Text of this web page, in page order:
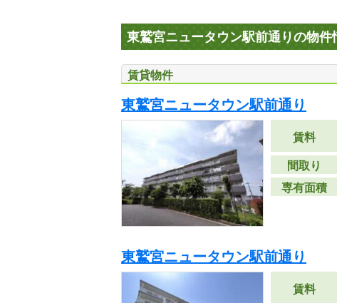
東鷲宮ニュータウン駅前通りの物件
賃貸物件
東鷲宮ニュータウン駅前通り
賃料
間取り
専有面積
東鷲宮ニュータウン駅前通り
賃料